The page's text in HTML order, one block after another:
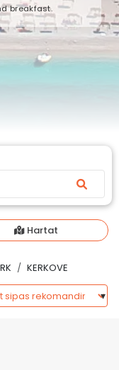
breakfast.
Hartat
KERKOVE